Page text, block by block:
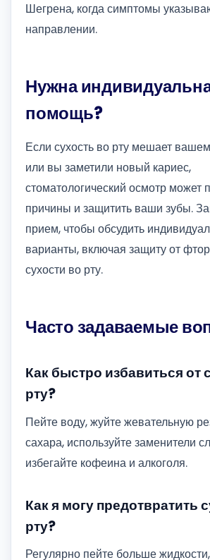
Шегрена, когда симптомы
направлении.
Нужна
помощь?
Если сухость во рту мешает
или вы заметили новый кариес,
стоматологический осмотр может
причины и защитить ваши зубы.
прием, чтобы обсудить
варианты, включая защиту от
сухости во рту.
Часто задаваемые
Как быстро избавиться от
рту?
Пейте воду, жуйте жевательную
сахара, используйте заменители
избегайте кофеина и алкоголя.
Как я могу предотвратить
рту?
Регулярно пейте больше